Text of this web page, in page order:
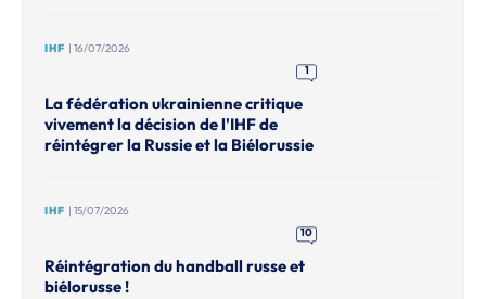
IHF | 16/07/2026
1
La fédération ukrainienne critique
vivement la décision de l'IHF de
réintégrer la Russie et la Biélorussie
IHF | 15/07/2026
10
Réintégration du handball russe et
biélorusse !